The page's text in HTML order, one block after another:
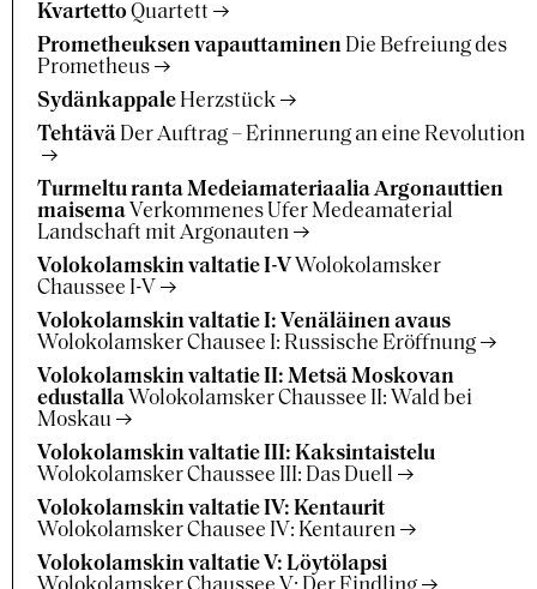
KvartettoQuartett
Prometheuksen vapauttaminen Die Befreiung des
Prometheus
Sydänkappale Herzstück
Tehtävä Der Auftrag – Erinnerung an eine Revolution
Turmeltu ranta Medeiamateriaalia Argonauttien
maisema Verkommenes Ufer Medeamaterial
Landschaft mit Argonauten
Volokolamskin valtatie I-V Wolokolamsker
Chaussee I-V
Volokolamskin valtatie I: Venäläinen avaus
Wolokolamsker Chausee I: Russische Eröffnung
Volokolamskin valtatie II: Metsä Moskovan
edustalla Wolokolamsker Chaussee II: Wald bei
Moskau
Volokolamskin valtatie III: Kaksintaistelu
Wolokolamsker Chaussee III: Das Duell
Volokolamskin valtatie IV: Kentaurit
Wolokolamsker Chausee IV: Kentauren
Volokolamskin valtatie V: Löytölapsi